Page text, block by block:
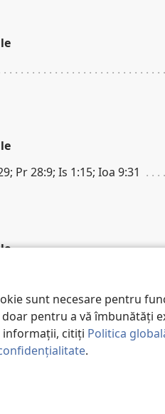
sunt necesare pentru
pentru a vă îmbunătăți
informații, citiți Politica
.
Pr 28:9; Is 1:15; Ioa 9:31